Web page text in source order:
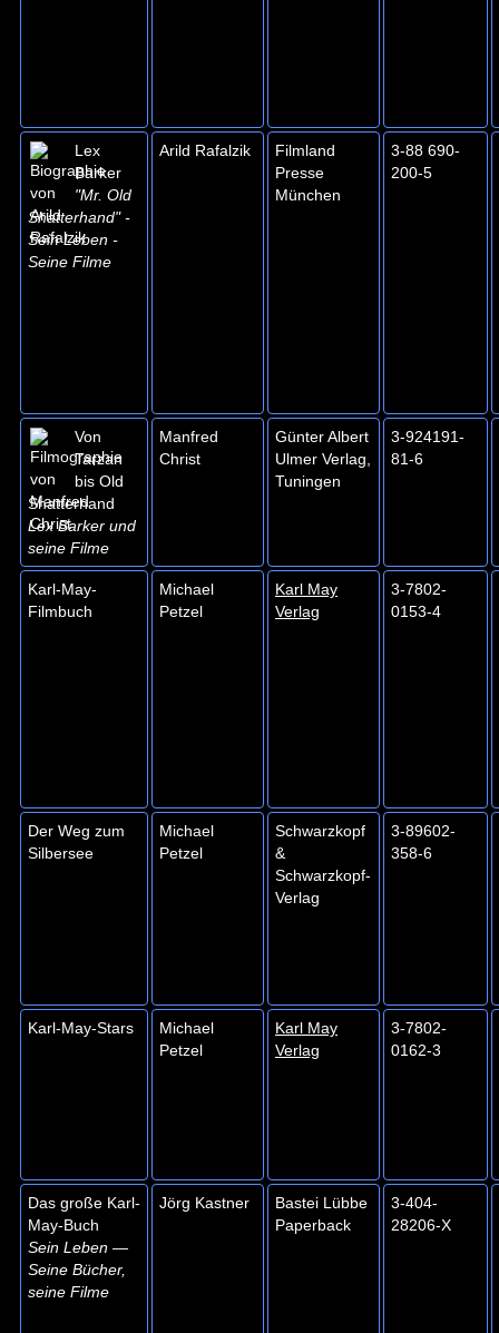
Lex
Barker
"Mr. Old
Shatterhand" -
Sein Leben -
Seine Filme
Arild Rafalzik
Filmland
Presse
München
3-88 690-
200-5
Von
Tarzan
bis Old
Shatterhand
Lex Barker und
seine Filme
Manfred
Christ
Günter Albert
Ulmer Verlag,
Tuningen
3-924191-
81-6
Karl-May-
Filmbuch
Michael
Petzel
Karl May
Verlag
3-7802-
0153-4
Der Weg zum
Silbersee
Michael
Petzel
Schwarzkopf
&
Schwarzkopf-
Verlag
3-89602-
358-6
Karl-May-Stars
Michael
Petzel
Karl May
Verlag
3-7802-
0162-3
Das große Karl-
May-Buch
Sein Leben —
Seine Bücher,
seine Filme
Jörg Kastner
Bastei Lübbe
Paperback
3-404-
28206-X